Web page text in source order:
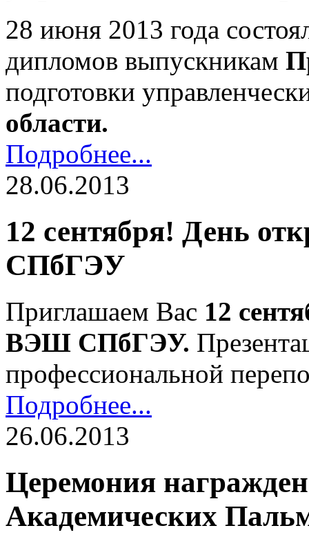
28 июня 2013 года
дипломов выпускникам
подготовки
области.
Подробнее...
28.06.2013
12 сентября! День
СПбГЭУ
Приглашаем Вас 12
ВЭШ СПбГЭУ.
профессиональной
Подробнее...
26.06.2013
Церемония
Академических